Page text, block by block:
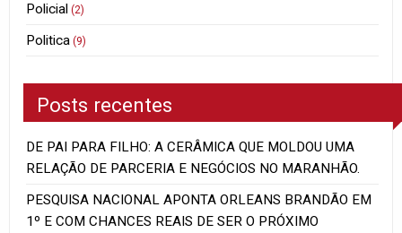
Policial (2)
Politica (9)
Posts recentes
DE PAI PARA FILHO: A CERÂMICA QUE MOLDOU UMA
RELAÇÃO DE PARCERIA E NEGÓCIOS NO MARANHÃO.
PESQUISA NACIONAL APONTA ORLEANS BRANDÃO EM
1º E COM CHANCES REAIS DE SER O PRÓXIMO